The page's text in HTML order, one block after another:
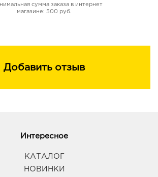
сумма заказа в интернет
магазине: 500 руб.
Добавить отзыв
Интересное
КАТАЛОГ
НОВИНКИ